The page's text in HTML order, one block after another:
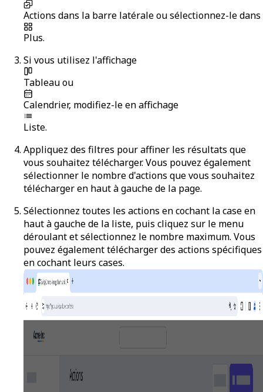
Actions dans la barre latérale ou sélectionnez-le dans
Plus.
Si vous utilisez l'affichage
Tableauou
Calendrier, modifiez-le en affichage
Liste.
Appliquez des filtres pour affiner les résultats que
vous souhaitez télécharger. Vous pouvez également
sélectionner le nombre d'actions que vous souhaitez
télécharger en haut à gauche de la page.
Sélectionnez toutes les actions en cochant la case en
haut à gauche de la liste, puis cliquez sur le menu
déroulant et sélectionnez le nombre maximum. Vous
pouvez également télécharger des actions spécifiques
en cochant leurs cases.